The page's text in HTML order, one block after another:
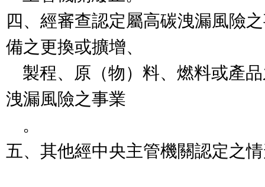
四、經審查認定屬高碳洩漏風險
備之更換或擴增、
洩漏風險之事業
五、其他經中央主管機關認定之